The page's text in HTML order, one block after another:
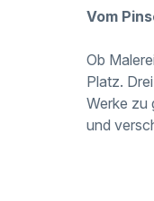
Vom
Ob
Platz.
Werke zu
und